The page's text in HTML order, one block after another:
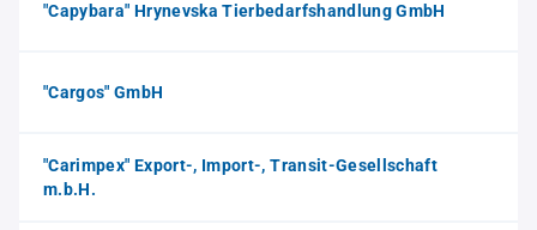
"Capybara" Hrynevska Tierbedarfshandlung GmbH
"Cargos" GmbH
"Carimpex" Export-, Import-, Transit-Gesellschaft
m.b.H.